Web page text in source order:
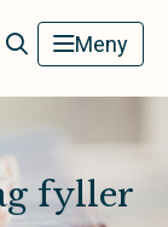
Meny
fyller